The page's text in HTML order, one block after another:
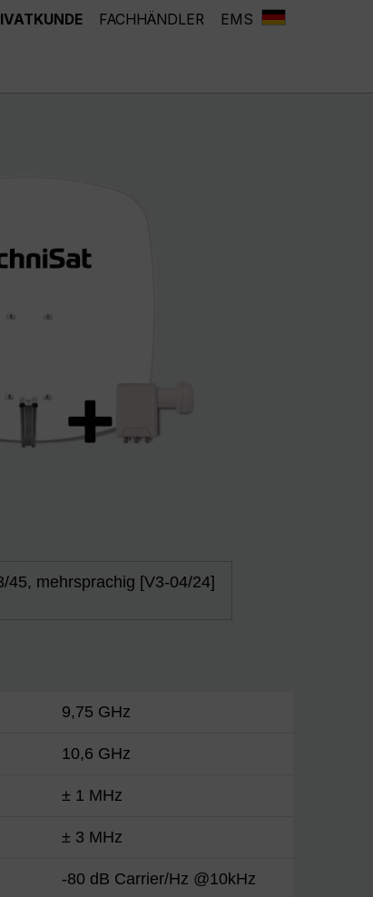
FACHHÄNDLER EMS
45, mehrsprachig [V3-04/24]
9,75 GHz
10,6 GHz
± 1 MHz
± 3 MHz
-80 dB Carrier/Hz @10kHz